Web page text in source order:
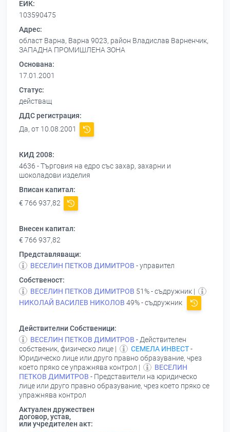
ЕИК:
103590475
Адрес:
област Варна, Варна 9023, район Владислав Варненчик,
ЗАПАДНА ПРОМИШЛЕНА ЗОНА
Основана:
17.01.2001
Статус:
действащ
ДДС регистрация:
Да, от 10.08.2001
КИД 2008:
4636 - Търговия на едро със захар, захарни и
шоколадови изделия
Вписан капитал:
€ 766 937,82
Внесен капитал:
€ 766 937,82
Представляващи:
ВЕСЕЛИН ПЕТКОВ ДИМИТРОВ - управител
Собственост:
ВЕСЕЛИН ПЕТКОВ ДИМИТРОВ 51% - съдружник |
НИКОЛАЙ ВАСИЛЕВ НИКОЛОВ 49% - съдружник
Действителни Собственици:
ВЕСЕЛИН ПЕТКОВ ДИМИТРОВ - Действителен
собственик, физическо лице |
СЕМЕЛА ИНВЕСТ-
Юридическо лице или друго правно образувание, чрез
което пряко се упражнява контрол |
ВЕСЕЛИН
ПЕТКОВ ДИМИТРОВ - Представители на юридическо
лице или друго правно образувание, чрез което пряко се
упражнява контрол
Актуален дружествен
договор, устав,
или учредителен акт: